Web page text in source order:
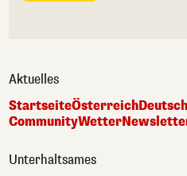
Aktuelles
StartseiteÖsterreich
CommunityWetter
Unterhaltsames